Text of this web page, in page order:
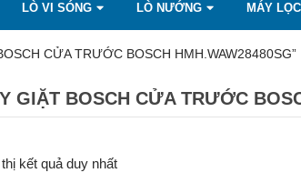
LÒ VI SÓNG LÒ NƯỚNG MÁY
CỬA TRƯỚC BOSCH HMH.WAW28480SG”
GIẶT BOSCH CỬA TRƯỚC
kết quả duy nhất